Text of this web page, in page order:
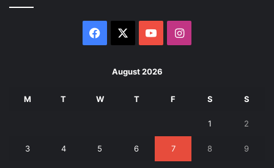
Facebook YouTubeInstagram
August 2026
M T W T F S S
1 2
3 4 5 6 7 8 9